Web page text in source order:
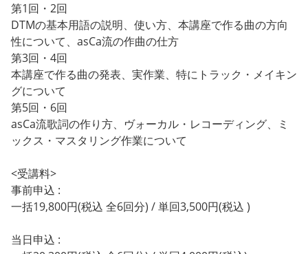
第1回・2回
DTMの基本用語の説明、使い方、本講座で作る曲の方向
性について、asCa流の作曲の仕方
第3回・4回
本講座で作る曲の発表、実作業、特にトラック・メイキン
グについて
第5回・6回
asCa流歌詞の作り方、ヴォーカル・レコーディング、ミ
ックス・マスタリング作業について
<受講料>
事前申込 :
一括19,800円(税込 全6回分) / 単回3,500円(税込 )
当日申込 :